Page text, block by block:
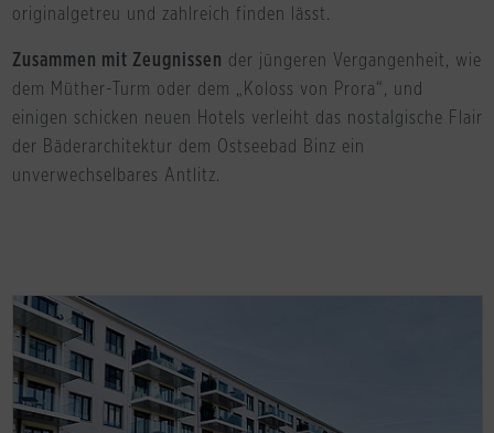
originalgetreu und zahlreich finden lässt.
Zusammen mit Zeugnissen der jüngeren Vergangenheit, wie
dem Müther-Turm oder dem „Koloss von Prora“, und
einigen schicken neuen Hotels verleiht das nostalgische Flair
der Bäderarchitektur dem Ostseebad Binz ein
unverwechselbares Antlitz.